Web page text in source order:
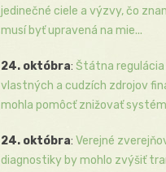
jedinečné ciele a výzvy, čo
musí byť upravená na mie...
24. októbra: Štátna
vlastných a cudzích zdrojov
mohla pomôcť znižovať
24. októbra: Verejné
diagnostiky by mohlo zvýšiť